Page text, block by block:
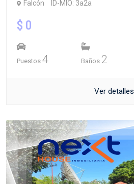
Falcón ID-MIO: 3a2a
$ 0
Puestos 4 Baños 2
Ver detalles